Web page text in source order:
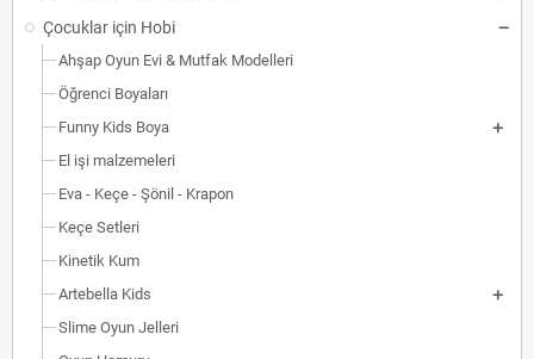
Çocuklar için Hobi
Ahşap Oyun Evi & Mutfak Modelleri
Öğrenci Boyaları
Funny Kids Boya
El işi malzemeleri
Eva - Keçe - Şönil - Krapon
Keçe Setleri
Kinetik Kum
Artebella Kids
Slime Oyun Jelleri